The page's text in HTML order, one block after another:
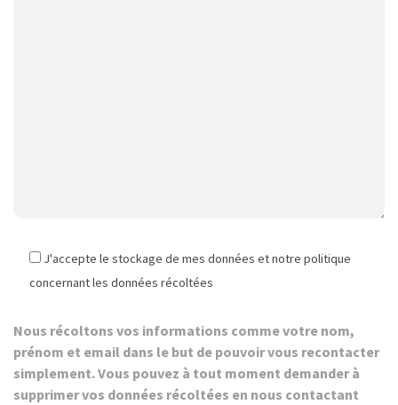
J'accepte le stockage de mes données et notre politique
concernant les données récoltées
Nous récoltons vos informations comme votre nom,
prénom et email dans le but de pouvoir vous recontacter
simplement. Vous pouvez à tout moment demander à
supprimer vos données récoltées en nous contactant